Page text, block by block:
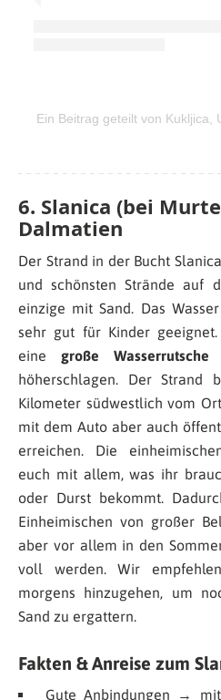
Ein Beitrag geteilt von
6. Slanica (bei
Dalmatien
Der Strand in der Bucht
und schönsten Strände auf
einzige mit Sand. Das
sehr gut für Kinder
einegroße Wasserrutsche
höherschlagen. Der Strand
Kilometer südwestlich vom
mit dem Auto aber auch
erreichen. Die
euch mit allem, was ihr
oder Durst bekommt.
Einheimischen von großer
aber vor allem in den
voll werden. Wir
morgens hinzugehen, um
Sand zu ergattern.
Fakten & Anreise zum
Gute Anbindungen →